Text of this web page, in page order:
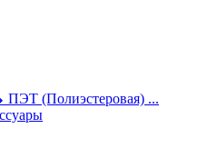
ПЭТ (Полиэстеровая) ...